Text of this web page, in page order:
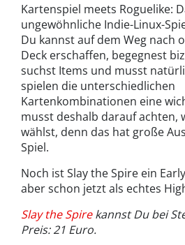
Kartenspiel meets Roguelike:
ungewöhnliche Indie-Linux-
Du kannst auf dem Weg nach
Deck erschaffen, begegnest
suchst Items und musst
spielen die unterschiedlichen
Kartenkombinationen eine
musst deshalb darauf achten,
wählst, denn das hat große
Spiel.
Noch ist Slay the Spire ein
aber schon jetzt als echtes
Slay the Spirekannst Du bei
Preis: 21 Euro.